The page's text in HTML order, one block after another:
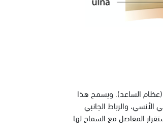
(عظام الساعد). ويسمح هذا
والرباط الجانبي
المفاصل مع السماح لها